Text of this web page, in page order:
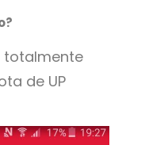
totalmente
de UP